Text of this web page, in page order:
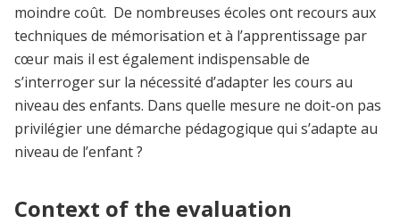
moindre coût. De nombreuses écoles ont recours aux
techniques de mémorisation et à l’apprentissage par
cœur mais il est également indispensable de
s’interroger sur la nécessité d’adapter les cours au
niveau des enfants. Dans quelle mesure ne doit-on pas
privilégier une démarche pédagogique qui s’adapte au
niveau de l’enfant ?
Context of the evaluation